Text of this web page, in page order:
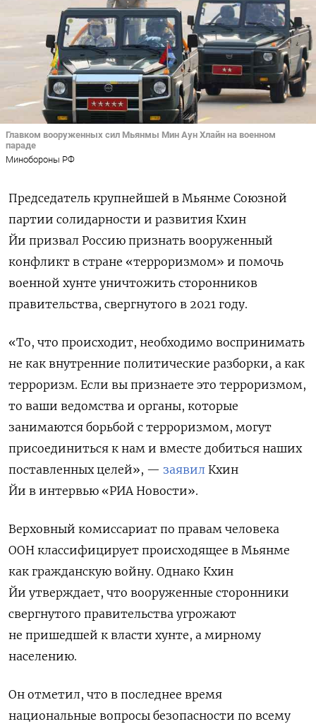
Главком вооруженных сил Мьянмы Мин Аун Хлайн на военном
параде
Минобороны РФ
Председатель крупнейшей в Мьянме Союзной
партии солидарности и развития Кхин
Йи призвал Россию признать вооруженный
конфликт в стране «терроризмом» и помочь
военной хунте уничтожить сторонников
правительства, свергнутого в 2021 году.
«То, что происходит, необходимо воспринимать
не как внутренние политические разборки, а как
терроризм. Если вы признаете это терроризмом,
то ваши ведомства и органы, которые
занимаются борьбой с терроризмом, могут
присоединиться к нам и вместе добиться наших
поставленных целей», — заявил Кхин
Йи в интервью «РИА Новости».
Верховный комиссариат по правам человека
ООН классифицирует происходящее в Мьянме
как гражданскую войну. Однако Кхин
Йи утверждает, что вооруженные сторонники
свергнутого правительства угрожают
не пришедшей к власти хунте, а мирному
населению.
Он отметил, что в последнее время
национальные вопросы безопасности по всему